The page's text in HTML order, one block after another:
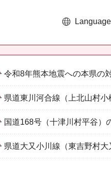
Language
令和8年熊本地震への本県の
県道東川河合線（上北山村
国道168号（十津川村平谷）
県道大又小川線（東吉野村